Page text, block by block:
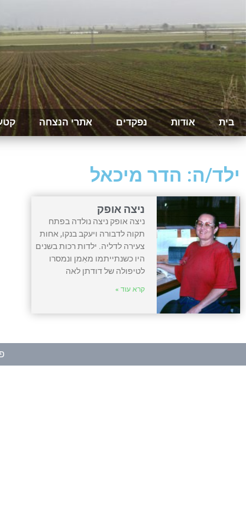
בית אודות נפקדים אתרי הנצחה
ילד/ה: הדר מיכאל
ניצה אופק
ניצה אופק ניצה נולדה בפתח
תקוה לדבורה ויעקב בנקו, אחות
צעירה לדליה. ילדות רכות בשנים
היו כשנתייתמו מאִמן ונמסרו
לטיפולה של דודתן לאה
קרא עוד »